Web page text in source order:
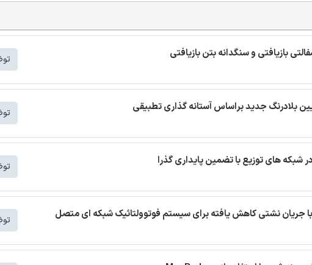
بازیافتی و سنگدانه بتن بازیافتی
با جریان نشتی کاهش یافته برای سیستم فوتوولتائیک شبکه ای متصل